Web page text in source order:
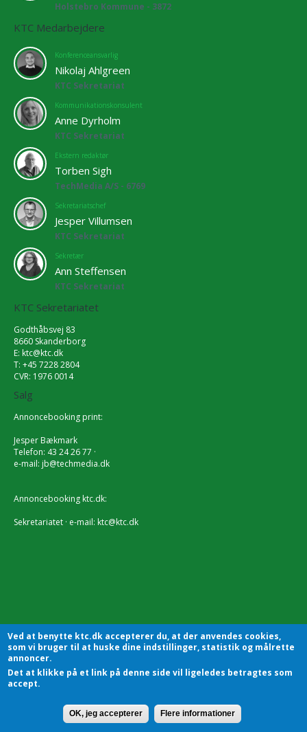
Holstebro Kommune - 3872
KTC Medarbejdere
Konferenceansvarlig
Nikolaj Ahlgreen
KTC Sekretariat
Kommunikationskonsulent
Anne Dyrholm
KTC Sekretariat
Ekstern redaktør
Torben Sigh
TechMedia A/S - 6769
Sekretariatschef
Jesper Villumsen
KTC Sekretariat
Sekretær
Ann Steffensen
KTC Sekretariat
KTC Sekretariatet
Godthåbsvej 83
8660 Skanderborg
E: ktc@ktc.dk
T: +45 7228 2804
CVR: 1976 0014
Salg
Annoncebooking print:
Jesper Bækmark
Telefon: 43 24 26 77 ·
e-mail: jb@techmedia.dk
Annoncebooking ktc.dk:
Sekretariatet · e-mail: ktc@ktc.dk
KTC - Kommunalteknisk Chefforening | Sekretariatet |
Ved at benytte ktc.dk accepterer du, at der anvendes cookies,
som vi bruger til at huske dine indstillinger, statistik og målrette
annoncer.
Det at klikke på et link på denne side vil ligeledes betragtes som
accept.
OK, jeg accepterer Flere informationer